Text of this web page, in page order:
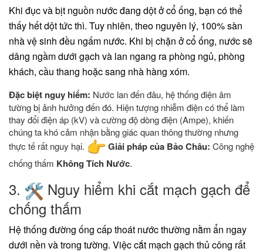
​Khi đục và bịt nguồn nước đang dột ở cổ ống, bạn có thể
thấy hết dột tức thì. Tuy nhiên, theo nguyên lý, 100% sàn
nhà vệ sinh đều ngấm nước. Khi bị chặn ở cổ ống, nước sẽ
dâng ngầm dưới gạch và lan ngang ra phòng ngủ, phòng
khách, cầu thang hoặc sang nhà hàng xóm.
Đặc biệt nguy hiểm: Nước lan đến đâu, hệ thống điện âm
tường bị ảnh hưởng đến đó. Hiện tượng nhiễm điện có thể làm
thay đổi điện áp (kV) và cường độ dòng điện (Ampe), khiến
chúng ta khó cảm nhận bằng giác quan thông thường nhưng
thực tế rất nguy hại.
Giải pháp của Bảo Châu: Công nghệ
chống thấm Không Tích Nước.
​3.
Nguy hiểm khi cắt mạch gạch để
chống thấm
​Hệ thống đường ống cấp thoát nước thường nằm ẩn ngay
dưới nền và trong tường. Việc cắt mạch gạch thủ công rất